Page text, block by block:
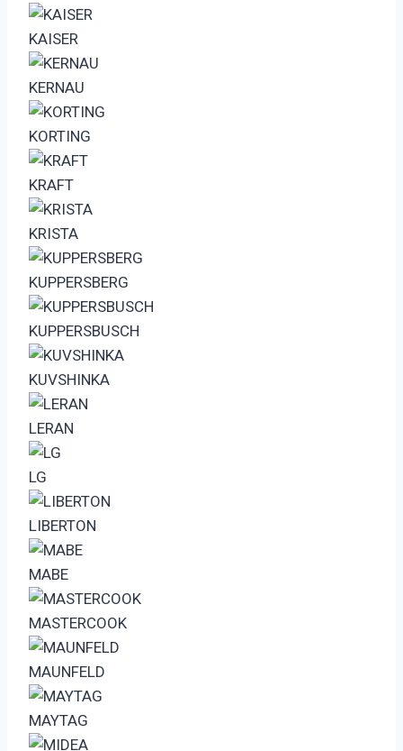
KAISER
KERNAU
KORTING
KRAFT
KRISTA
KUPPERSBERG
KUPPERSBUSCH
KUVSHINKA
LERAN
LG
LIBERTON
MABE
MASTERCOOK
MAUNFELD
MAYTAG